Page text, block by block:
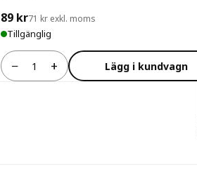
89 kr71 kr exkl. moms
Tillgänglig
−
Antal + Lägg i kundvagn